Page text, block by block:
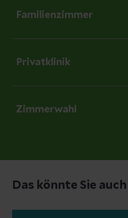
Familienzimmer
Privatklinik
Zimmerwahl
Das könnte Sie